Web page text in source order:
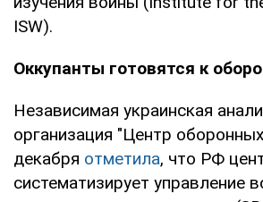
ISW).
Оккупанты готовятся к
Независимая украинская
организация "Центр
декабря отметила, что РФ
систематизирует управление